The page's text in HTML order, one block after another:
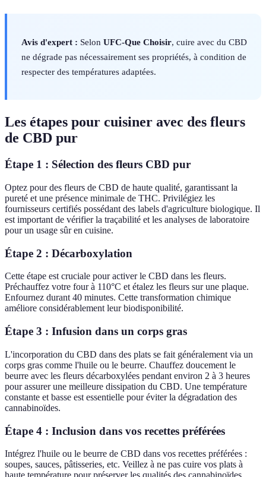
Avis d'expert : Selon UFC-Que Choisir, cuire avec du CBD
ne dégrade pas nécessairement ses propriétés, à condition de
respecter des températures adaptées.
Les étapes pour cuisiner avec des fleurs
de CBD pur
Étape 1 : Sélection des fleurs CBD pur
Optez pour des fleurs de CBD de haute qualité, garantissant la
pureté et une présence minimale de THC. Privilégiez les
fournisseurs certifiés possédant des labels d'agriculture biologique. Il
est important de vérifier la traçabilité et les analyses de laboratoire
pour un usage sûr en cuisine.
Étape 2 : Décarboxylation
Cette étape est cruciale pour activer le CBD dans les fleurs.
Préchauffez votre four à 110°C et étalez les fleurs sur une plaque.
Enfournez durant 40 minutes. Cette transformation chimique
améliore considérablement leur biodisponibilité.
Étape 3 : Infusion dans un corps gras
L'incorporation du CBD dans des plats se fait généralement via un
corps gras comme l'huile ou le beurre. Chauffez doucement le
beurre avec les fleurs décarboxylées pendant environ 2 à 3 heures
pour assurer une meilleure dissipation du CBD. Une température
constante et basse est essentielle pour éviter la dégradation des
cannabinoïdes.
Étape 4 : Inclusion dans vos recettes préférées
Intégrez l'huile ou le beurre de CBD dans vos recettes préférées :
soupes, sauces, pâtisseries, etc. Veillez à ne pas cuire vos plats à